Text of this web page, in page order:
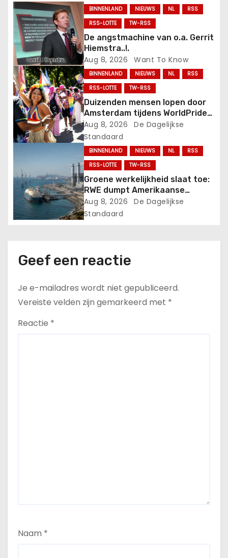
a
v
i
g
a
t
i
e
BINNENLAND NIEUWS NL
RSS
RSS-LOTTE
TW-RSS
De angstmachine van o.a. Gerrit
Hiemstra..!.
Aug 8, 2026 Want To Know
BINNENLAND NIEUWS NL
RSS
RSS-LOTTE
TW-RSS
Duizenden mensen lopen door
Amsterdam tijdens WorldPride
March.
Aug 8, 2026
De Dagelijkse
Standaard
BINNENLAND NIEUWS NL
RSS
RSS-LOTTE
TW-RSS
Groene werkelijkheid slaat toe:
RWE dumpt Amerikaanse
windprojecten en steekt
miljarden in gas!.
Aug 8, 2026
De Dagelijkse
Standaard
Geef een reactie
Je e-mailadres wordt niet gepubliceerd.
Vereiste velden zijn gemarkeerd met *
Reactie *
Naam *